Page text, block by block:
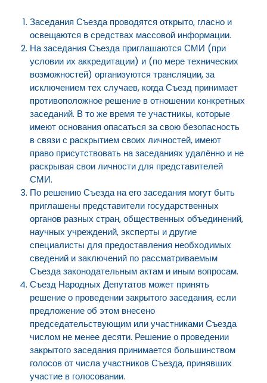
Заседания Съезда проводятся открыто, гласно и
освещаются в средствах массовой информации.
На заседания Съезда приглашаются СМИ (при
условии их аккредитации) и (по мере технических
возможностей) организуются трансляции, за
исключением тех случаев, когда Съезд принимает
противоположное решение в отношении конкретных
заседаний. В то же время те участникы, которые
имеют основания опасаться за свою безопасность
в связи с раскрытием своих личностей, имеют
право присутствовать на заседаниях удалённо и не
раскрывая свои личности для представителей
СМИ.
По решению Съезда на его заседания могут быть
приглашены представители государственных
органов разных стран, общественных объединений,
научных учреждений, эксперты и другие
специалисты для предоставления необходимых
сведений и заключений по рассматриваемым
Съезда законодательным актам и иным вопросам.
Съезд Народных Депутатов может принять
решение о проведении закрытого заседания, если
предложение об этом внесено
председательствующим или участниками Съезда
числом не менее десяти. Решение о проведении
закрытого заседания принимается большинством
голосов от числа участников Съезда, принявших
участие в голосовании.